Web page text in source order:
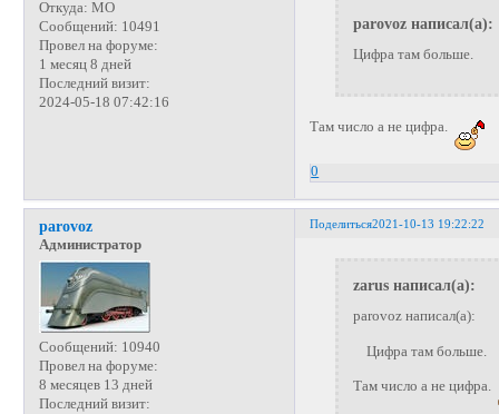
Откуда: МО
Сообщений: 10491
Провел на форуме:
1 месяц 8 дней
Последний визит:
2024-05-18 07:42:16
parovoz написал(а):
Цифра там больше.
Там число а не цифра.
0
Поделиться2021-10-13 19:22:22
parovoz
Администратор
Сообщений: 10940
Провел на форуме:
8 месяцев 13 дней
Последний визит:
zarus написал(а):
parovoz написал(а):
Цифра там больше.
Там число а не цифра.